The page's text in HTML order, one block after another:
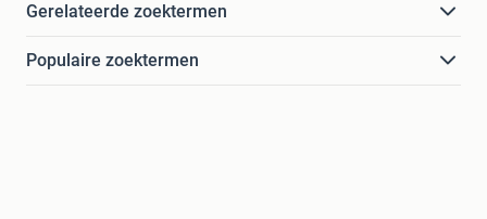
Gerelateerde zoektermen
Populaire zoektermen